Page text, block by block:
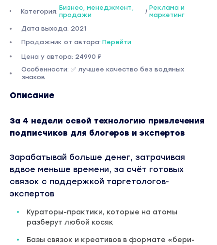
Категория: Бизнес, менеджмент,
продажи
/ Реклама и
маркетинг
Дата выхода: 2021
Продажник от автора: Перейти
Цена у автора: 24990 ₽
Особенности: ✅ лучшее качество без водяных
знаков
Описание
За 4 недели освой технологию привлечения
подписчиков для блогеров и экспертов
Зарабатывай больше денег, затрачивая
вдвое меньше времени, за счёт готовых
связок с поддержкой таргетологов-
экспертов
Кураторы-практики, которые на атомы
разберут любой косяк
Базы связок и креативов в формате «бери-